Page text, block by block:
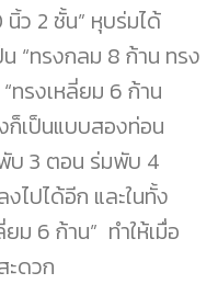
ว 2 ชั้น” หุบร่มได้
“ทรงกลม 8 ก้าน ทรง
ทรงเหลี่ยม 6 ก้าน
ก็เป็นแบบสองท่อน
บ 3 ตอน ร่มพับ 4
ไปได้อีก และในทั้ง
ม 6 ก้าน” ทำให้เมื่อ
ดวก